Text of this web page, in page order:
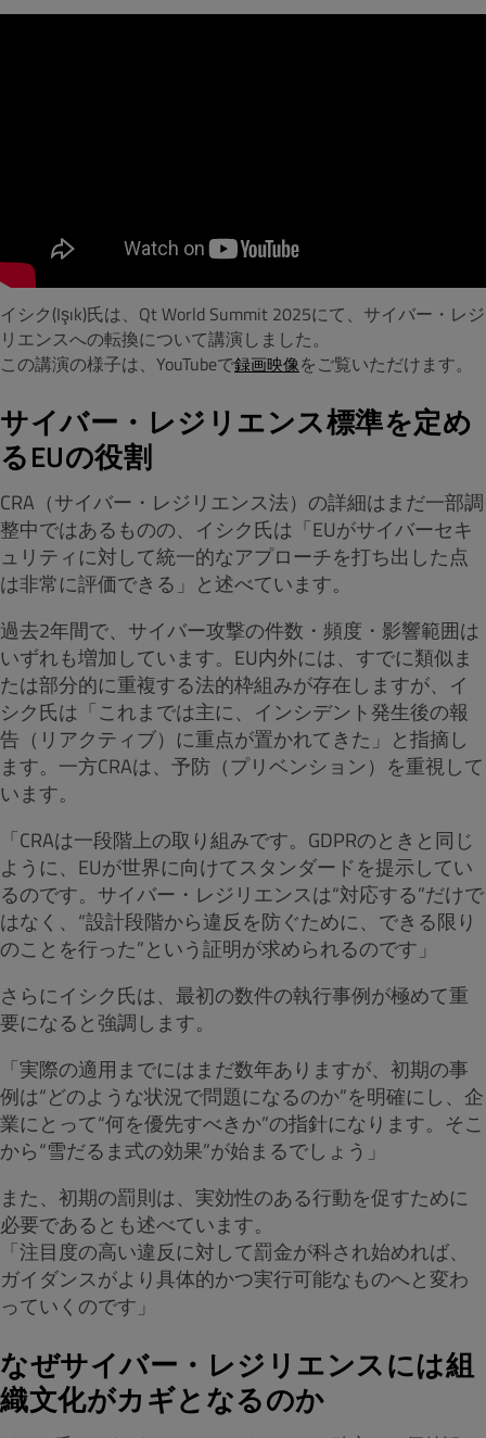
イシク(Işık)氏は、Qt World Summit 2025にて、サイバー・レジ
リエンスへの転換について講演しました。
この講演の様子は、YouTubeで録画映像をご覧いただけます。
サイバー・レジリエンス標準を定め
るEUの役割
CRA（サイバー・レジリエンス法）の詳細はまだ一部調
整中ではあるものの、イシク氏は「EUがサイバーセキ
ュリティに対して統一的なアプローチを打ち出した点
は非常に評価できる」と述べています。
過去2年間で、サイバー攻撃の件数・頻度・影響範囲は
いずれも増加しています。EU内外には、すでに類似ま
たは部分的に重複する法的枠組みが存在しますが、イ
シク氏は「これまでは主に、インシデント発生後の報
告（リアクティブ）に重点が置かれてきた」と指摘し
ます。 一方CRAは、予防（プリベンション）を重視して
います。
「CRAは一段階上の取り組みです。GDPRのときと同じ
ように、EUが世界に向けてスタンダードを提示してい
るのです。サイバー・レジリエンスは“対応する”だけで
はなく、“設計段階から違反を防ぐために、できる限り
のことを行った”という証明が求められるのです」
さらにイシク氏は、最初の数件の執行事例が極めて重
要になると強調します。
「実際の適用までにはまだ数年ありますが、初期の事
例は“どのような状況で問題になるのか”を明確にし、企
業にとって“何を優先すべきか”の指針になります。そこ
から“雪だるま式の効果”が始まるでしょう」
また、初期の罰則は、実効性のある行動を促すために
必要であるとも述べています。
「注目度の高い違反に対して罰金が科され始めれば、
ガイダンスがより具体的かつ実行可能なものへと変わ
っていくのです」
なぜサイバー・レジリエンスには組
織文化がカギとなるのか